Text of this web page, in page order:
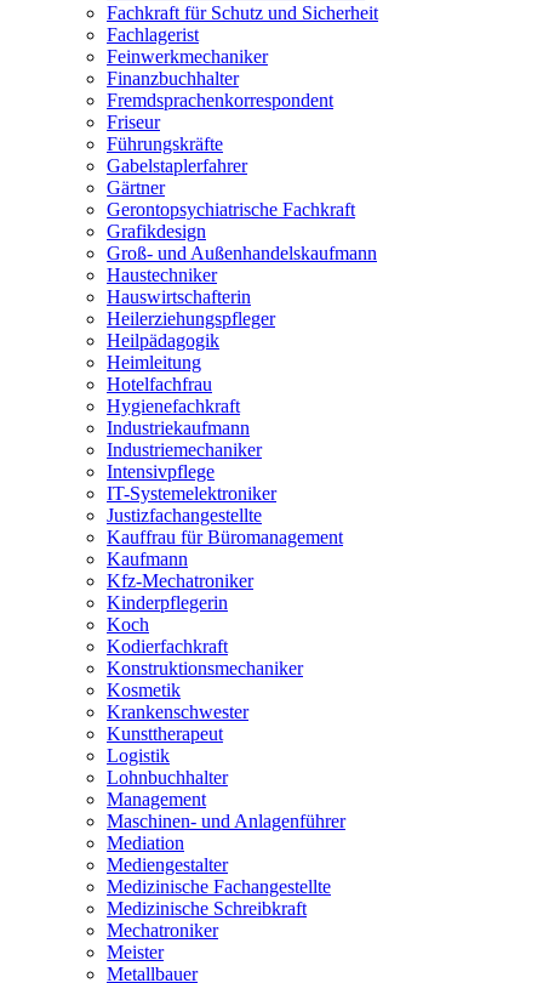
Fachkraft für Schutz und Sicherheit
Fachlagerist
Feinwerkmechaniker
Finanzbuchhalter
Fremdsprachenkorrespondent
Friseur
Führungskräfte
Gabelstaplerfahrer
Gärtner
Gerontopsychiatrische Fachkraft
Grafikdesign
Groß- und Außenhandelskaufmann
Haustechniker
Hauswirtschafterin
Heilerziehungspfleger
Heilpädagogik
Heimleitung
Hotelfachfrau
Hygienefachkraft
Industriekaufmann
Industriemechaniker
Intensivpflege
IT-Systemelektroniker
Justizfachangestellte
Kauffrau für Büromanagement
Kaufmann
Kfz-Mechatroniker
Kinderpflegerin
Koch
Kodierfachkraft
Konstruktionsmechaniker
Kosmetik
Krankenschwester
Kunsttherapeut
Logistik
Lohnbuchhalter
Management
Maschinen- und Anlagenführer
Mediation
Mediengestalter
Medizinische Fachangestellte
Medizinische Schreibkraft
Mechatroniker
Meister
Metallbauer